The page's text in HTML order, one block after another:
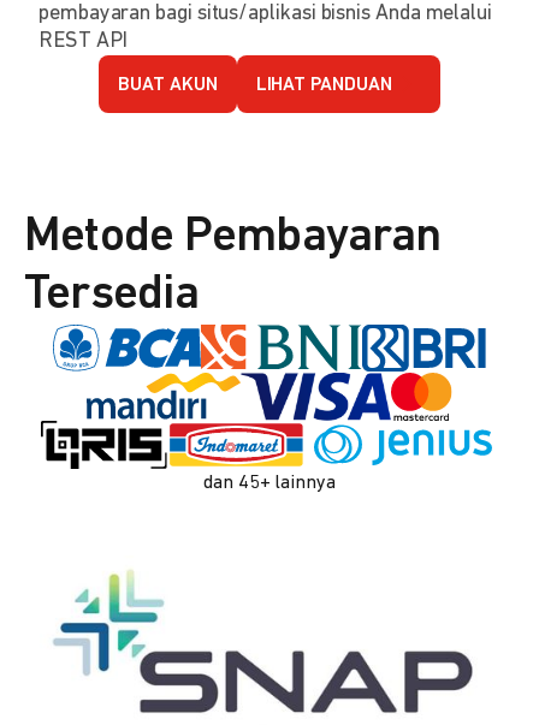
pembayaran bagi situs/aplikasi bisnis Anda melalui
REST API
BUAT AKUN LIHAT PANDUAN
Metode Pembayaran
Tersedia
dan 45+ lainnya